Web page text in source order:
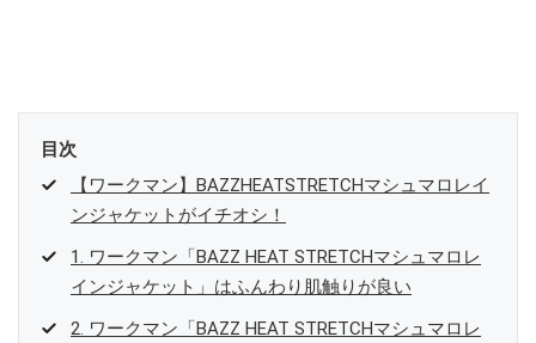
目次
【ワークマン】BAZZHEATSTRETCHマシュマロレイ
ンジャケットがイチオシ！
1. ワークマン「BAZZ HEAT STRETCHマシュマロレ
インジャケット」はふんわり肌触りが良い
2. ワークマン「BAZZ HEAT STRETCHマシュマロレ